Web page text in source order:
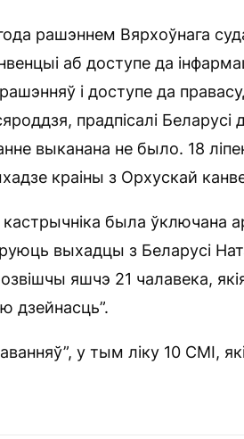
рашэннем Вярхоўнага
аб доступе да
і доступе да
прадпісалі Беларусі
выканана не было. 18
краіны з Орхускай
была ўключана
выхадцы з Беларусі
яшчэ 21 чалавека,
дзейнасць”.
у тым ліку 10 СМІ,